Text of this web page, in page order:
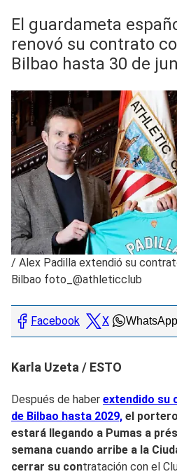
El guardameta
renovó su contrato
Bilbao hasta 30 de
/ Alex Padilla extendió su
Bilbao foto_@athleticclub
Facebook X WhatsApp
Karla Uzeta / ESTO
Después de haber extendido su
de Bilbao hasta 2029, el
estará llegando a Pumas a
semana cuando arribe a la
cerrar su contratación con el